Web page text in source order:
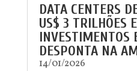
DATA CENTERS
US$ 3 TRILHÕES
INVESTIMENTOS
DESPONTA NA
14/01/2026